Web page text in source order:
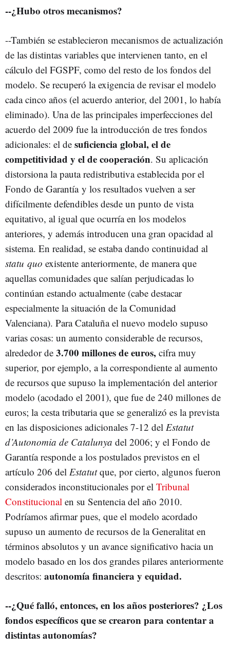
--¿Hubo otros mecanismos?
--También se establecieron mecanismos de actualización
de las distintas variables que intervienen tanto, en el
cálculo del FGSPF, como del resto de los fondos del
modelo. Se recuperó la exigencia de revisar el modelo
cada cinco años (el acuerdo anterior, del 2001, lo había
eliminado). Una de las principales imperfecciones del
acuerdo del 2009 fue la introducción de tres fondos
adicionales: el de suficiencia global, el de
competitividad y el de cooperación. Su aplicación
distorsiona la pauta redistributiva establecida por el
Fondo de Garantía y los resultados vuelven a ser
difícilmente defendibles desde un punto de vista
equitativo, al igual que ocurría en los modelos
anteriores, y además introducen una gran opacidad al
sistema. En realidad, se estaba dando continuidad al
statu quo existente anteriormente, de manera que
aquellas comunidades que salían perjudicadas lo
continúan estando actualmente (cabe destacar
especialmente la situación de la Comunidad
Valenciana). Para Cataluña el nuevo modelo supuso
varias cosas: un aumento considerable de recursos,
alrededor de 3.700 millones de euros, cifra muy
superior, por ejemplo, a la correspondiente al aumento
de recursos que supuso la implementación del anterior
modelo (acodado el 2001), que fue de 240 millones de
euros; la cesta tributaria que se generalizó es la prevista
en las disposiciones adicionales 7-12 del Estatut
d’Autonomia de Catalunya del 2006; y el Fondo de
Garantía responde a los postulados previstos en el
artículo 206 del Estatutque, por cierto, algunos fueron
considerados inconstitucionales por el Tribunal
Constitucional en su Sentencia del año 2010.
Podríamos afirmar pues, que el modelo acordado
supuso un aumento de recursos de la Generalitat en
términos absolutos y un avance significativo hacia un
modelo basado en los dos grandes pilares anteriormente
descritos: autonomía financiera y equidad.
--¿Qué falló, entonces, en los años posteriores? ¿Los
fondos específicos que se crearon para contentar a
distintas autonomías?